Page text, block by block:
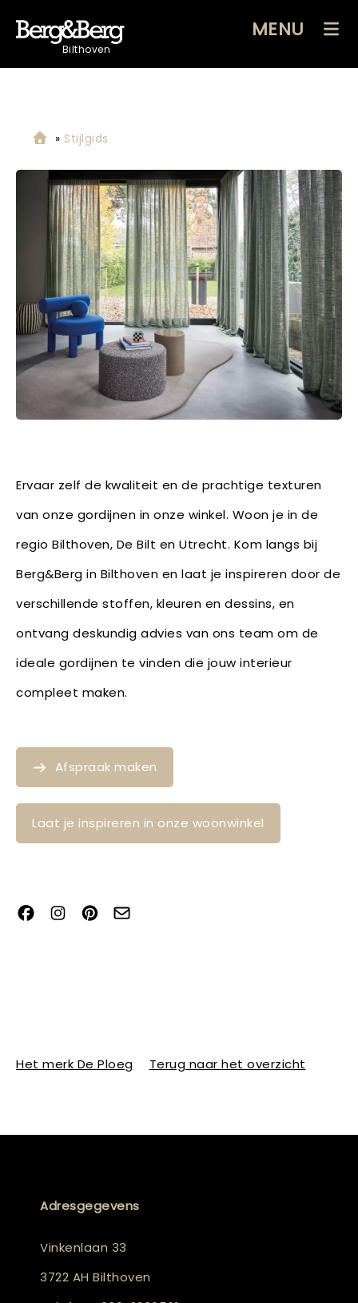
Bilthoven
MENU
» Stijlgids
Ervaar zelf de kwaliteit en de prachtige texturen
van onze gordijnen in onze winkel. Woon je in de
regio Bilthoven, De Bilt en Utrecht. Kom langs bij
Berg&Berg in Bilthoven en laat je inspireren door de
verschillende stoffen, kleuren en dessins, en
ontvang deskundig advies van ons team om de
ideale gordijnen te vinden die jouw interieur
compleet maken.
Afspraak maken
Laat je inspireren in onze woonwinkel
Het merk De Ploeg Terug naar het overzicht
Adresgegevens
Vinkenlaan 33
3722 AH Bilthoven